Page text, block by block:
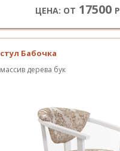
ЦЕНА: ОТ 17500
стул Бабочка
массив дерева бук